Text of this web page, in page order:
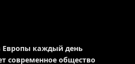
Европы каждый день
современное общество